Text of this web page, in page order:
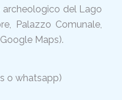
del Lago
Palazzo Comunale,
Maps).
o whatsapp)